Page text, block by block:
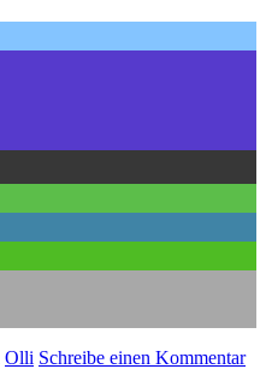
Olli Schreibe einen Kommentar